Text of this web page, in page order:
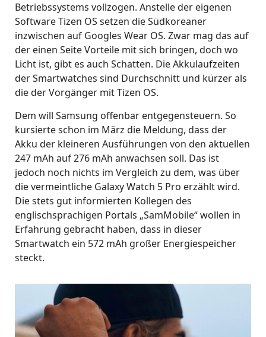
Betriebssystems vollzogen. Anstelle der eigenen
Software Tizen OS setzen die Südkoreaner
inzwischen auf Googles Wear OS. Zwar mag das auf
der einen Seite Vorteile mit sich bringen, doch wo
Licht ist, gibt es auch Schatten. Die Akkulaufzeiten
der Smartwatches sind Durchschnitt und kürzer als
die der Vorgänger mit Tizen OS.
Dem will Samsung offenbar entgegensteuern. So
kursierte schon im März die Meldung, dass der
Akku der kleineren Ausführungen von den aktuellen
247 mAh auf 276 mAh anwachsen soll. Das ist
jedoch noch nichts im Vergleich zu dem, was über
die vermeintliche Galaxy Watch 5 Pro erzählt wird.
Die stets gut informierten Kollegen des
englischsprachigen Portals „SamMobile“ wollen in
Erfahrung gebracht haben, dass in dieser
Smartwatch ein 572 mAh großer Energiespeicher
steckt.